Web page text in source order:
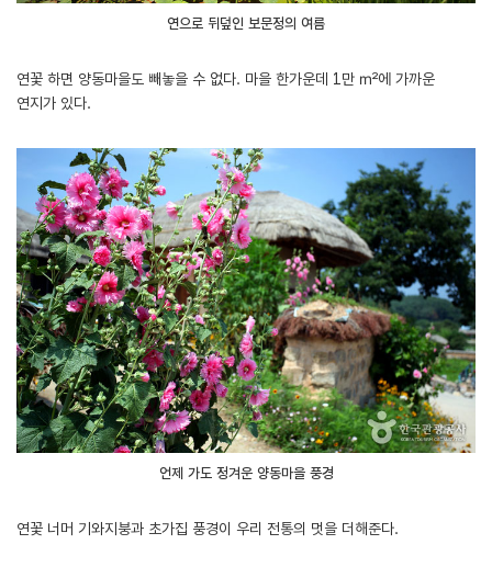
연으로 뒤덮인 보문정의 여름
연꽃 하면 양동마을도 빼놓을 수 없다. 마을 한가운데 1만 ㎡에 가까운
연지가 있다.
언제 가도 정겨운 양동마을 풍경
연꽃 너머 기와지붕과 초가집 풍경이 우리 전통의 멋을 더해준다.